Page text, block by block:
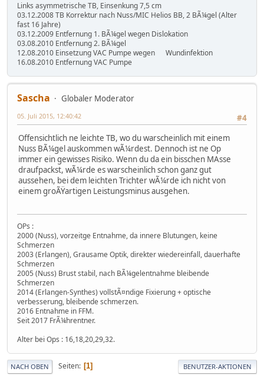
Links asymmetrische TB, Einsenkung 7,5 cm
03.12.2008 TB Korrektur nach Nuss/MIC Helios BB, 2 BÃ¼gel (Alter
fast 16 Jahre)
03.12.2009 Entfernung 1. BÃ¼gel wegen Dislokation
03.08.2010 Entfernung 2. BÃ¼gel
12.08.2010 Einsetzung VAC Pumpe wegen Wundinfektion
16.08.2010 Entfernung VAC Pumpe
Sascha
Globaler Moderator
#4
05. Juli 2015, 12:40:42
Offensichtlich ne leichte TB, wo du warscheinlich mit einem
Nuss BÃ¼gel auskommen wÃ¼rdest. Dennoch ist ne Op
immer ein gewisses Risiko. Wenn du da ein bisschen MAsse
draufpackst, wÃ¼rde es warscheinlich schon ganz gut
aussehen, bei dem leichten Trichter wÃ¼rde ich nicht von
einem groÃŸartigen Leistungsminus ausgehen.
OPs :
2000 (Nuss), vorzeitge Entnahme, da innere Blutungen, keine
Schmerzen
2003 (Erlangen), Grausame Optik, direkter wiedereinfall, dauerhafte
Schmerzen
2005 (Nuss) Brust stabil, nach BÃ¼gelentnahme bleibende
Schmerzen
2014 (Erlangen-Synthes) vollstÃ¤ndige Fixierung + optische
verbesserung, bleibende schmerzen.
2016 Entnahme in FFM.
Seit 2017 FrÃ¼hrentner.
Alter bei Ops : 16,18,20,29,32.
NACH OBEN Seiten 1 BENUTZER-AKTIONEN